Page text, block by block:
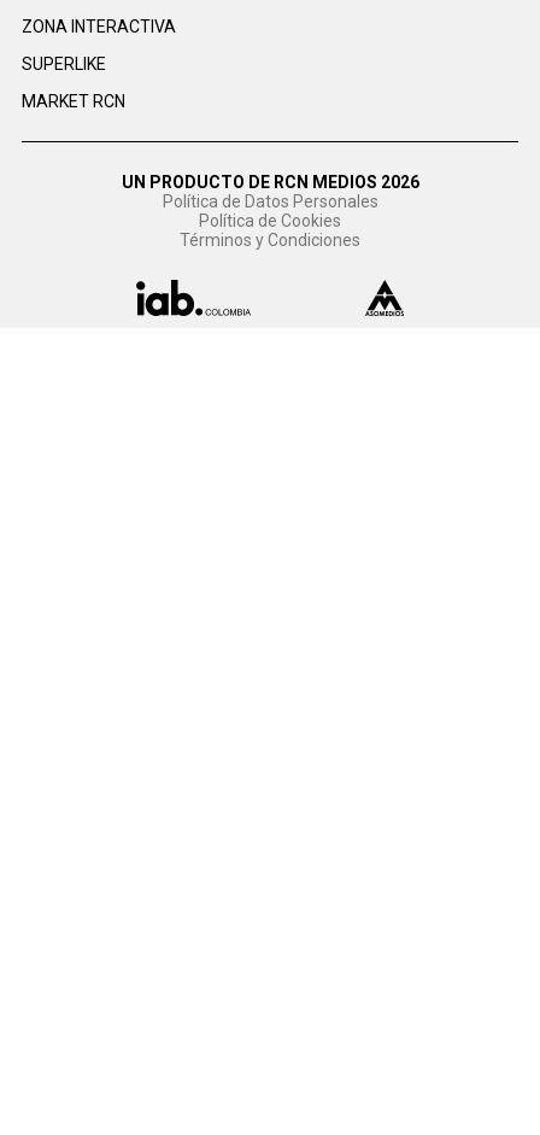
ZONA INTERACTIVA
SUPERLIKE
MARKET RCN
UN PRODUCTO DE RCN MEDIOS 2026
Política de Datos Personales
Política de Cookies
Términos y Condiciones